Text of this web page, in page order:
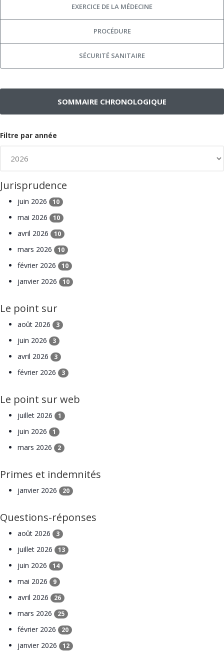
EXERCICE DE LA MÉDECINE
PROCÉDURE
SÉCURITÉ SANITAIRE
SOMMAIRE CHRONOLOGIQUE
Filtre par année
Jurisprudence
juin 2026 10
mai 2026 10
avril 2026 10
mars 2026 10
février 2026 10
janvier 2026 10
Le point sur
août 2026 3
juin 2026 3
avril 2026 3
février 2026 3
Le point sur web
juillet 2026 1
juin 2026 1
mars 2026 2
Primes et indemnités
janvier 2026 20
Questions-réponses
août 2026 3
juillet 2026 13
juin 2026 14
mai 2026 9
avril 2026 26
mars 2026 25
février 2026 20
janvier 2026 12